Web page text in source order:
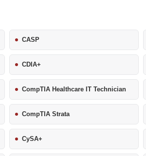
CASP
CDIA+
CompTIA Healthcare IT Technician
CompTIA Strata
CySA+